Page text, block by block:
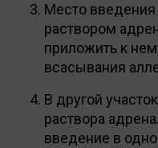
Место введения
раствором
приложить к
всасывания
В другой
раствора
введение в